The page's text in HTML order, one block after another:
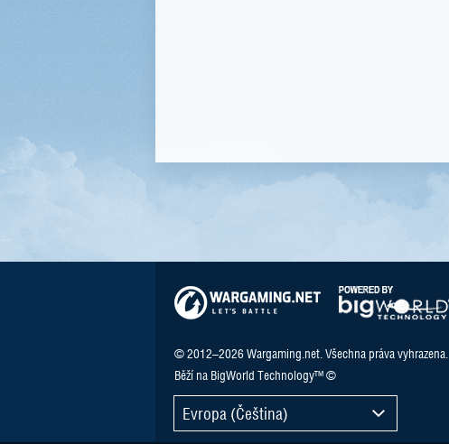
© 2012–2026 Wargaming.net. Všechna práva vyhrazena.
Běží na BigWorld Technology™ ©
Evropa (Čeština)